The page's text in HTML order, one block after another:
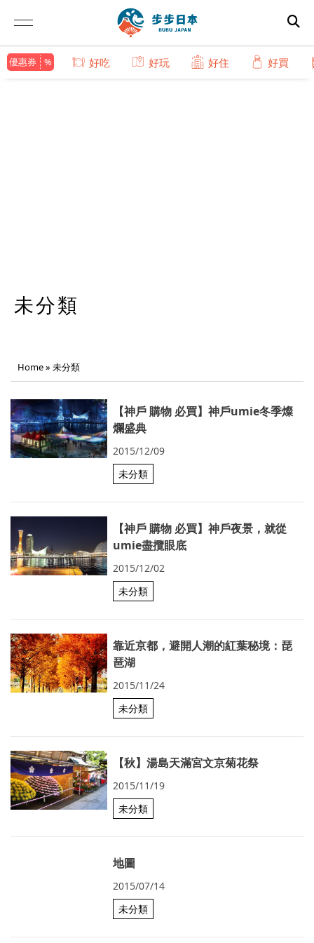
優惠券 好吃 好玩 好住 好買
未分類
Home» 未分類
【神戶 購物 必買】神戶umie冬季燦
爛盛典
2015/12/09
未分類
【神戶 購物 必買】神戶夜景，就從
umie盡攬眼底
2015/12/02
未分類
靠近京都，避開人潮的紅葉秘境：琵
琶湖
2015/11/24
未分類
【秋】湯島天滿宮文京菊花祭
2015/11/19
未分類
地圖
2015/07/14
未分類